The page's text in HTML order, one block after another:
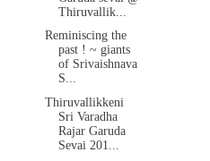
Thiruvallik...
Reminiscing the
past ! ~ giants
of Srivaishnava
S...
Thiruvallikkeni
Sri Varadha
Rajar Garuda
Sevai 201...